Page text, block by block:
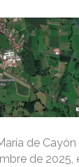
de Cayón
de